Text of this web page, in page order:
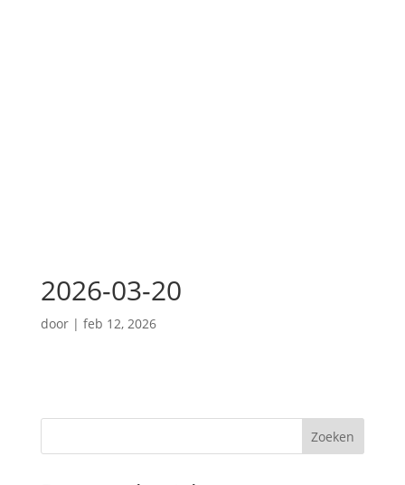
2026-03-20
door | feb 12, 2026
Zoeken